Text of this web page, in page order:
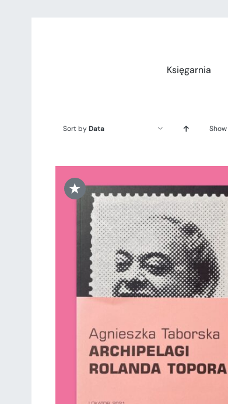
Księgarnia
Sort byData Show
★